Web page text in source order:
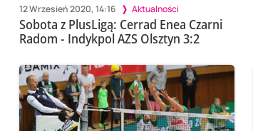
12 Wrzesień 2020, 14:16 Aktualności
Sobota z PlusLigą: Cerrad Enea Czarni
Radom - Indykpol AZS Olsztyn 3:2